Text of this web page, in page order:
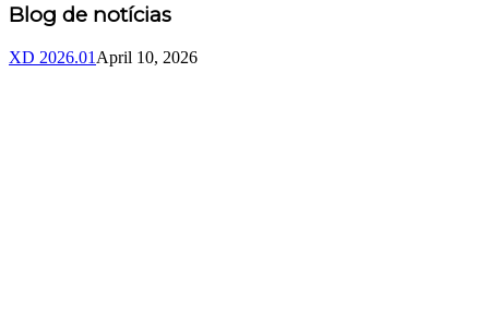
Blog de notícias
XD 2026.01 April 10, 2026